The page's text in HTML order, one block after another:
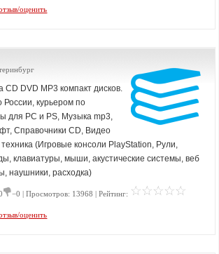
оценить
CD DVD MP3 компакт дисков.
России, курьером по
для PC и PS, Музыка mp3,
Справочники CD, Видео
(Игровые консоли PlayStation, Рули,
клавиатуры, мыши, акустические системы, веб
наушники, расходка)
−0 | Просмотров: 13968 | Рейтинг:
оценить